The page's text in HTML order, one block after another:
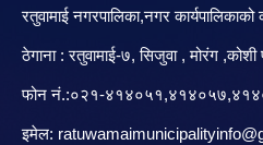
रतुवामाई नगरपालिका,नगर कार्यपालिकाको
ठेगाना : रतुवामाई-७, सिजुवा , मोरंग
फोन नं.:०२१-
इमेल: